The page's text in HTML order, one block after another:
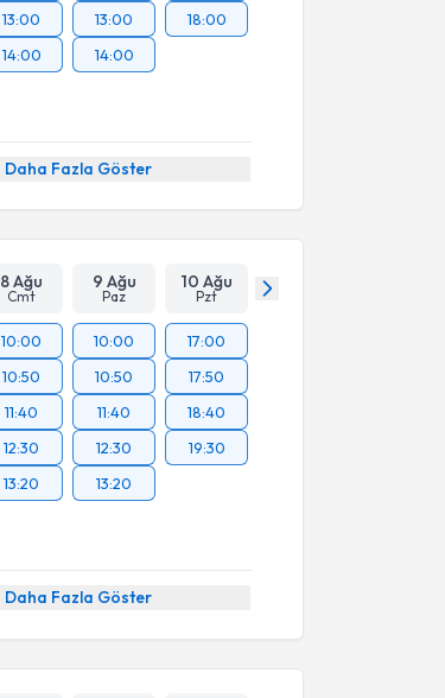
13:00
14:00
13:00
14:00
18:00
Daha Fazla Göster
8 Ağu
Cmt
9 Ağu
Paz
10 Ağu
Pzt
10:00
10:50
11:40
12:30
13:20
10:00
10:50
11:40
12:30
13:20
17:00
17:50
18:40
19:30
Daha Fazla Göster